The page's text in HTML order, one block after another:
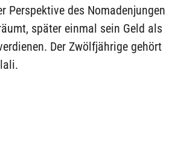
Perspektive des Nomadenjungen
später einmal sein Geld als
Der Zwölfjährige gehört